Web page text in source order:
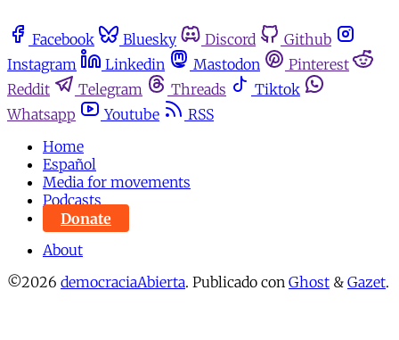
Facebook Bluesky Discord
Github
Instagram
Linkedin Mastodon
Pinterest
Reddit
Telegram Threads
Tiktok
Whatsapp
Youtube
RSS
Home
Español
Media for movements
Podcasts
Donate
About
©2026 democraciaAbierta. Publicado con Ghost & Gazet.